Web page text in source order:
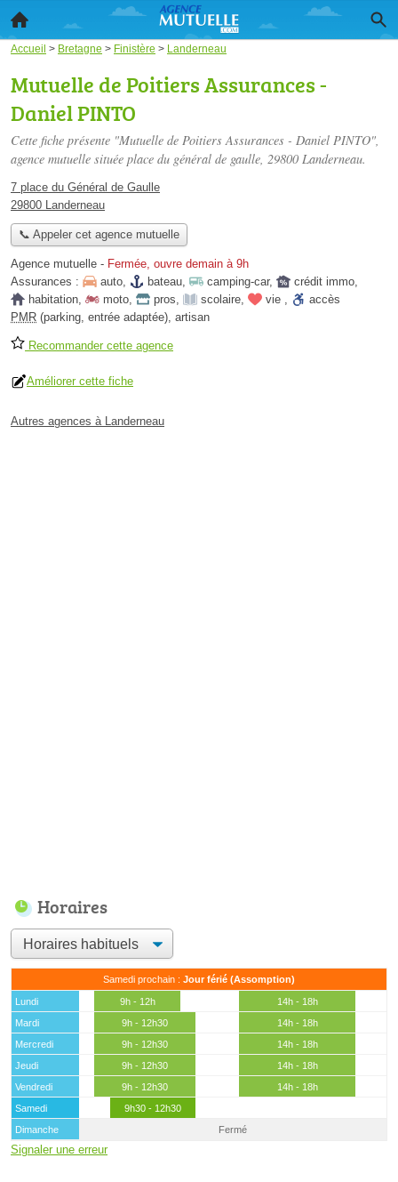
Accueil > Bretagne > Finistère > Landerneau
Mutuelle de Poitiers Assurances -
Daniel PINTO
Cette fiche présente "Mutuelle de Poitiers Assurances - Daniel PINTO",
agence mutuelle située place du général de gaulle, 29800 Landerneau.
7 place du Général de Gaulle
29800 Landerneau
📞 Appeler cet agence mutuelle
Agence mutuelle - Fermée, ouvre demain à 9h
Assurances :
auto, bateau, camping-car, crédit immo,
habitation, moto, pros, scolaire, vie ,
accès
PMR (parking, entrée adaptée), artisan
Recommander cette agence
Améliorer cette fiche
Autres agences à Landerneau
Horaires
Samedi prochain : Jour férié (Assomption)
Lundi 9h - 12h
14h - 18h
Mardi
9h - 12h30
14h - 18h
Mercredi
9h - 12h30
14h - 18h
Jeudi
9h - 12h30
14h - 18h
Vendredi
9h - 12h30
14h - 18h
Samedi
9h30 - 12h30
Dimanche
Fermé
Signaler une erreur